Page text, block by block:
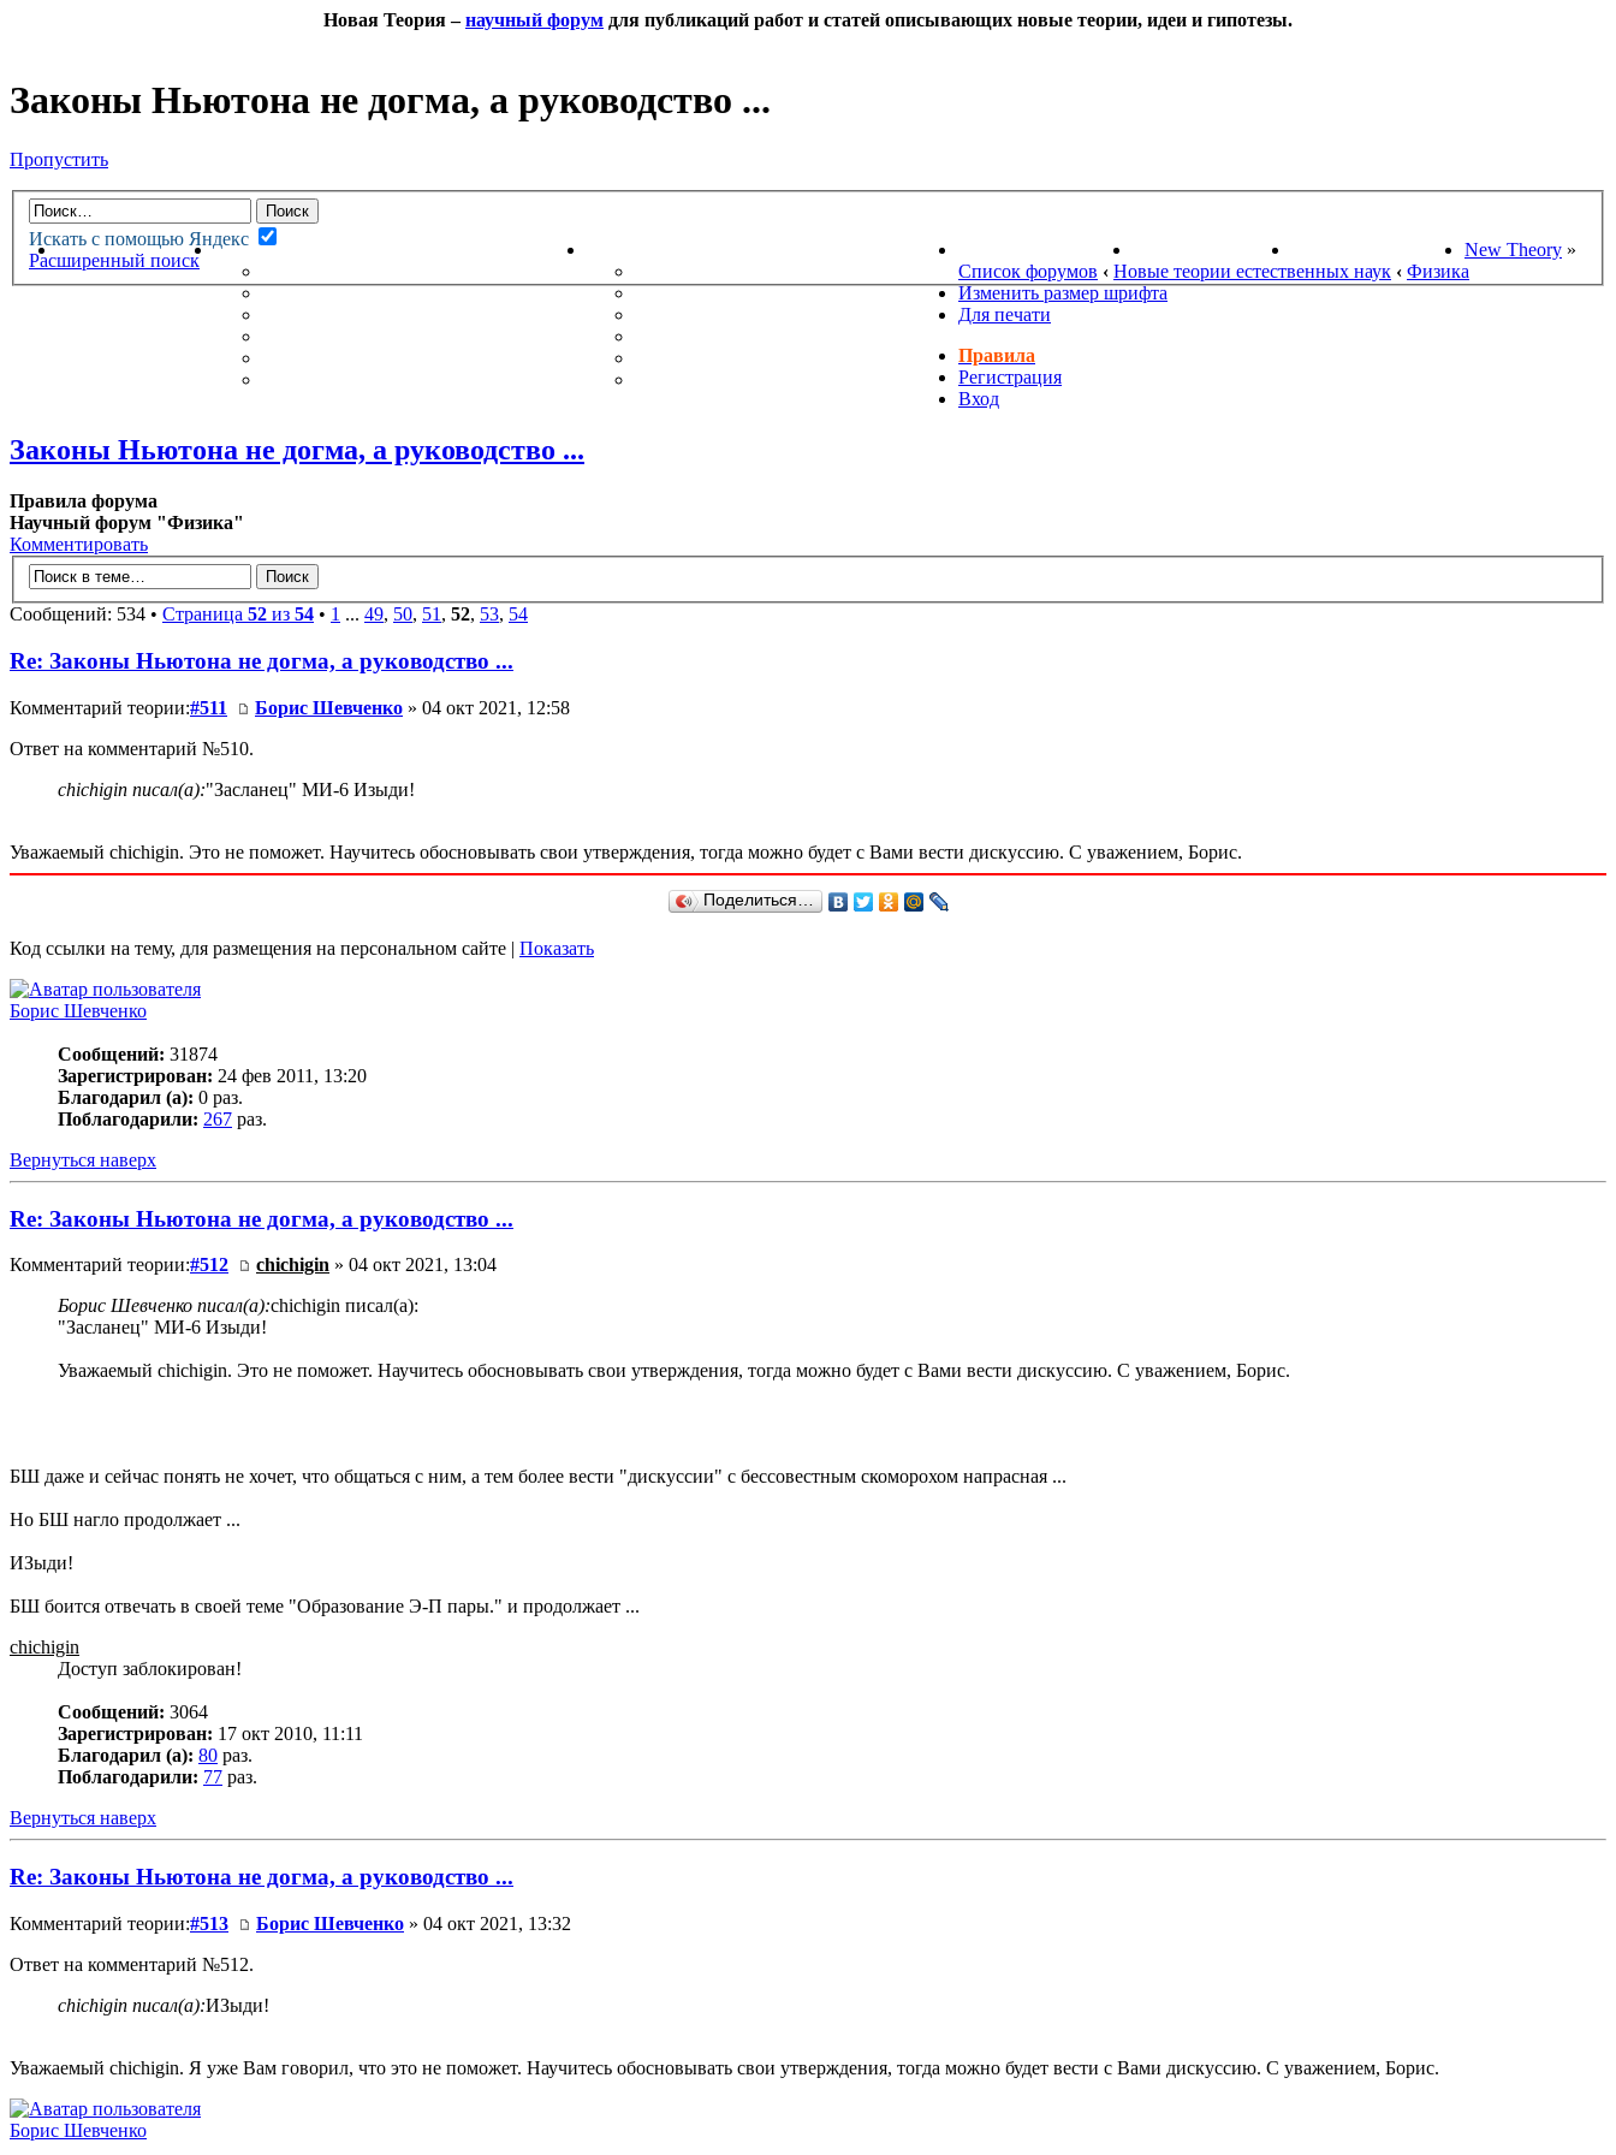
Новая Теория –научный форум для публикаций работ и статей описывающих новые теории, идеи и гипотезы.
Законы Ньютона не догма, а руководство ...
Пропустить
Искать с помощью Яндекс
Расширенный поиск
НОВАЯ ТЕОРИЯФОРУМ
НЕПРОЧИТАННЫЕ СООБЩЕНИЯ
ПОЖЕЛАНИЯ
НОВОСТИ НАУКИ ПОИСК ТЕОРИЙ СТАРЫЙ ПОРТАЛ New Theory »
Список форумов ‹ Новые теории естественных наук ‹ Физика
Изменить размер шрифта
Для печати
Правила
Регистрация
Вход
Законы Ньютона не догма, а руководство ...
Правила форума
Научный форум "Физика"
Комментировать
Сообщений: 534 • Страница 52 из 54 • 1 ... 49, 50, 51, 52, 53, 54
Re: Законы Ньютона не догма, а руководство ...
Комментарий теории:#511 Борис Шевченко » 04 окт 2021, 12:58
Ответ на комментарий №510.
chichigin писал(а):"Засланец" МИ-6 Изыди!
Уважаемый chichigin. Это не поможет. Научитесь обосновывать свои утверждения, тогда можно будет с Вами вести дискуссию. С уважением, Борис.
Поделиться…
Код ссылки на тему, для размещения на персональном сайте | Показать
Борис Шевченко
Сообщений: 31874
Зарегистрирован: 24 фев 2011, 13:20
Благодарил (а): 0 раз.
Поблагодарили: 267 раз.
Вернуться наверх
Re: Законы Ньютона не догма, а руководство ...
Комментарий теории:#512 chichigin » 04 окт 2021, 13:04
Борис Шевченко писал(а):chichigin писал(а):
"Засланец" МИ-6 Изыди!
Уважаемый chichigin. Это не поможет. Научитесь обосновывать свои утверждения, тогда можно будет с Вами вести дискуссию. С уважением, Борис.
БШ даже и сейчас понять не хочет, что общаться с ним, а тем более вести "дискуссии" с бессовестным скоморохом напрасная ...
Но БШ нагло продолжает ...
ИЗыди!
БШ боится отвечать в своей теме "Образование Э-П пары." и продолжает ...
chichigin
Доступ заблокирован!
Сообщений: 3064
Зарегистрирован: 17 окт 2010, 11:11
Благодарил (а): 80 раз.
Поблагодарили: 77 раз.
Вернуться наверх
Re: Законы Ньютона не догма, а руководство ...
Комментарий теории:#513 Борис Шевченко » 04 окт 2021, 13:32
Ответ на комментарий №512.
chichigin писал(а):ИЗыди!
Уважаемый chichigin. Я уже Вам говорил, что это не поможет. Научитесь обосновывать свои утверждения, тогда можно будет вести с Вами дискуссию. С уважением, Борис.
Борис Шевченко